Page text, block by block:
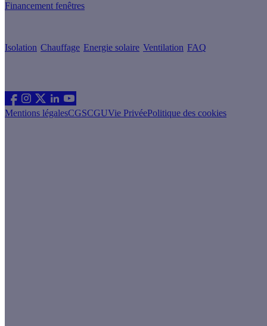
Financement fenêtres
Isolation Chauffage Energie solaire Ventilation FAQ
Mentions légalesCGSCGUVie PrivéePolitique des cookies